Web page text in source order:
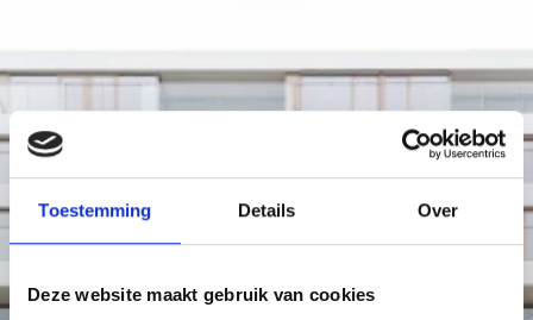
Toestemming Details Over
Deze website maakt gebruik van cookies